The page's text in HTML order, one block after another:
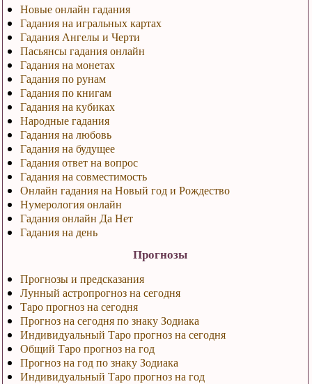
Новые онлайн гадания
Гадания на игральных картах
Гадания Ангелы и Черти
Пасьянсы гадания онлайн
Гадания на монетах
Гадания по рунам
Гадания по книгам
Гадания на кубиках
Народные гадания
Гадания на любовь
Гадания на будущее
Гадания ответ на вопрос
Гадания на совместимость
Онлайн гадания на Новый год и Рождество
Нумерология онлайн
Гадания онлайн Да Нет
Гадания на день
Прогнозы
Прогнозы и предсказания
Лунный астропрогноз на сегодня
Таро прогноз на сегодня
Прогноз на сегодня по знаку Зодиака
Индивидуальный Таро прогноз на сегодня
Общий Таро прогноз на год
Прогноз на год по знаку Зодиака
Индивидуальный Таро прогноз на год